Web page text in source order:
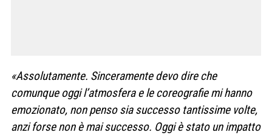
«Assolutamente. Sinceramente devo dire che
comunque oggi l’atmosfera e le coreografie mi hanno
emozionato, non penso sia successo tantissime volte,
anzi forse non è mai successo. Oggi è stato un impatto